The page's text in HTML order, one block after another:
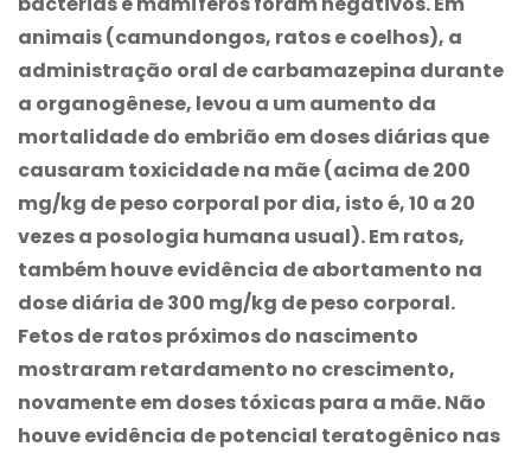
animais (camundongos, ratos e coelhos), a
administração oral decarbamazepina durante
a organogênese, levou a um aumento da
mortalidade do embrião em doses diárias que
causaram toxicidade na mãe (acima de 200
mg/kg de peso corporal por dia, isto é, 10 a 20
vezes a posologia humana usual). Em ratos,
também houve evidência de abortamento na
dose diária de 300 mg/kg de peso corporal.
Fetos de ratos próximos do nascimento
mostraram retardamento no crescimento,
novamente em doses tóxicas para a mãe. Não
houve evidência de potencial teratogênico nas